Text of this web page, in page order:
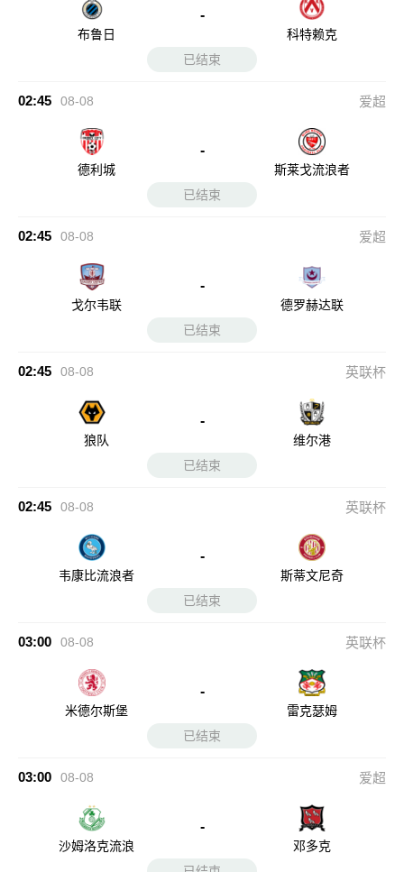
布鲁日
-
科特赖克
已结束
02:45 08-08 爱超
德利城
-
斯莱戈流浪者
已结束
02:45 08-08 爱超
戈尔韦联
-
德罗赫达联
已结束
02:45 08-08 英联杯
狼队
-
维尔港
已结束
02:45 08-08 英联杯
韦康比流浪者
-
斯蒂文尼奇
已结束
03:00 08-08 英联杯
米德尔斯堡
-
雷克瑟姆
已结束
03:00 08-08 爱超
沙姆洛克流浪
-
邓多克